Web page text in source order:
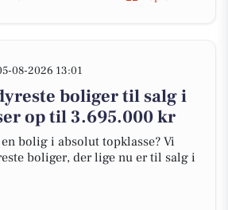
08-2026 13:01
boliger til salg i
op til 3.695.000 kr
bolig i absolut topklasse? Vi
boliger, der lige nu er til salg i